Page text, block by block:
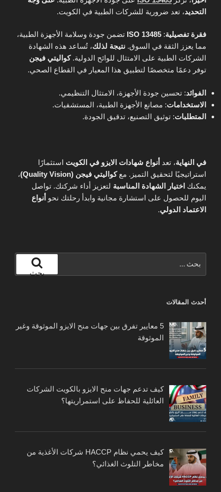
التحديد، تعد ضرورية للشركات الطبية في الكويت.
فقرة تفصيلية:
ISO 13485 تضمن جودة وسلامة الأجهزة الطبية،
مما يعزز الثقة في السوق. نتيجة لذلك، تُساعد هذه الشهادة
الشركات الطبية على الامتثال للوائح الدولية.كواليتي فيجن
توفر دعمًا متخصصًا لتطبيق هذا المعيار في القطاع الصحي.
الفوائد: تحسين جودة الأجهزة، الامتثال التنظيمي.
الاستخدامات: مصانع الأجهزة الطبية، المستشفيات.
المتطلبات: توثيق التصنيع، تدقيق الجودة.
في النهاية، تعد أنواع شهادات الايزو في الكويت استثمارًا
استراتيجيًا لتحقيق التميز. معكواليتي فيجن (Quality Vision)
،
يمكنك اختيار الشهادة المناسبة لتعزيز أداء شركتك. تواصل
اليوم للحصول على استشارة مجانية وابدأ رحلتك نحو أنواع
الاعتماد الدولي.
عن:
بحث
أحدث المقالات
5 معايير تفرق بين جهات منح الايزو الموثوقة وغير
الموثوقة
كيف تدعم جهات منح الايزو بالكويت الشركات
العائلية للحفاظ على استمراريتها؟
كيف يحمي نظام HACCP شركات الأغذية من
مخاطر التلوث الغذائي؟